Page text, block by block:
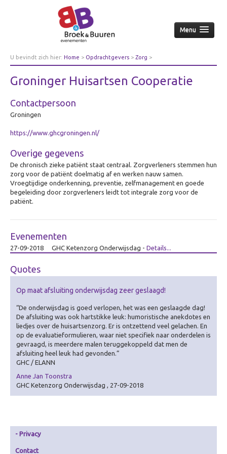
Menu
Aanpak
Nieuws & achtergrond
Wie
Contact
Opdrachtgevers
Over opdrachtgevers
Bedrijfsleven
Culturele sector
Overig
Over Ervaring creëren
De Theater-wasstraat
Gamificatie
De (Bell)Butlers
Ontdek je plekje
Dagverwarming
Visualiseren
Live Beamen & Fotografie
U bevindt zich hier: Home > Opdrachtgevers > Zorg >
Groninger Huisartsen Cooperatie
Groninger Huisartsen Cooperatie
Contactpersoon
Groningen
https://www.ghcgroningen.nl/
Overige gegevens
De chronisch zieke patiënt staat centraal. Zorgverleners stemmen hun
zorg voor de patiënt doelmatig af en werken nauw samen.
Vroegtijdige onderkenning, preventie, zelfmanagement en goede
begeleiding door zorgverleners leidt tot integrale zorg voor de
patiënt.
Evenementen
27-09-2018 GHC Ketenzorg Onderwijsdag - Details...
Quotes
Op maat afsluiting onderwijsdag zeer geslaagd!
“De onderwijsdag is goed verlopen, het was een geslaagde dag!
De afsluiting was ook hartstikke leuk: humoristische anekdotes en
liedjes over de huisartsenzorg. Er is ontzettend veel gelachen. En
op de evaluatieformulieren, waar niet specifiek naar onderdelen is
gevraagd, is meerdere malen teruggekoppeld dat men de
afsluiting heel leuk had gevonden.”
GHC / ELANN
Anne Jan Toonstra
GHC Ketenzorg Onderwijsdag , 27-09-2018
Privacy
Contact